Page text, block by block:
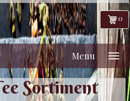
0
Menu
Sortiment